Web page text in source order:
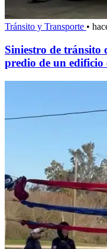
Tránsito y Transporte •
Siniestro de
predio de un edificio